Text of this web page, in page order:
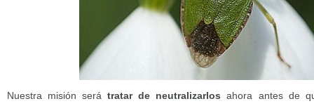
Nuestra misión serátratar de neutralizarlos ahora antes de